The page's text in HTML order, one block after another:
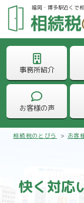
福岡・博多駅近くで
事務所紹介
お客様の声
相続税のとびら > お客
快く対応